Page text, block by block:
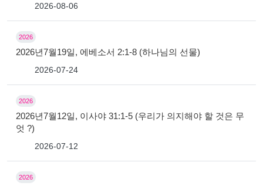
2026-08-06
2026
2026년7월19일, 에베소서 2:1-8 (하나님의 선물)
2026-07-24
2026
2026년7월12일, 이사야 31:1-5 (우리가 의지해야 할 것은 무
엇 ?)
2026-07-12
2026